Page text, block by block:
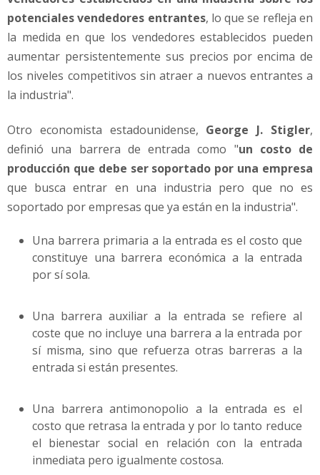
potenciales vendedores entrantes, lo que se refleja en
la medida en que los vendedores establecidos pueden
aumentar persistentemente sus precios por encima de
los niveles competitivos sin atraer a nuevos entrantes a
la industria".
Otro economista estadounidense, George J. Stigler,
definió una barrera de entrada como "un costo de
producción que debe ser soportado por una empresa
que busca entrar en una industria pero que no es
soportado por empresas que ya están en la industria".
Una barrera primaria a la entrada es el costo que
constituye una barrera económica a la entrada
por sí sola.
Una barrera auxiliar a la entrada se refiere al
coste que no incluye una barrera a la entrada por
sí misma, sino que refuerza otras barreras a la
entrada si están presentes.
Una barrera antimonopolio a la entrada es el
costo que retrasa la entrada y por lo tanto reduce
el bienestar social en relación con la entrada
inmediata pero igualmente costosa.